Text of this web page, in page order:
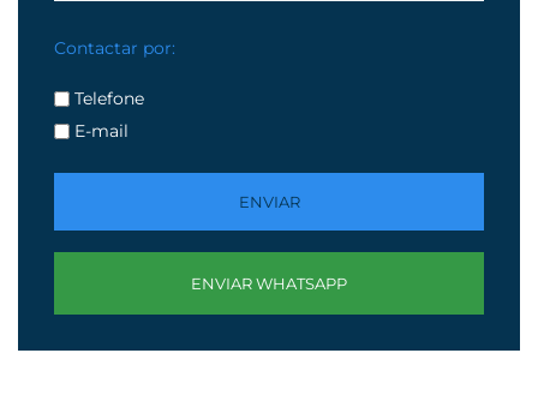
Contactar por:
Telefone
E-mail
ENVIAR WHATSAPP